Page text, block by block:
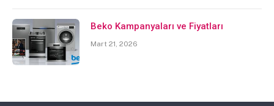
Beko Kampanyaları ve Fiyatları
Mart 21, 2026